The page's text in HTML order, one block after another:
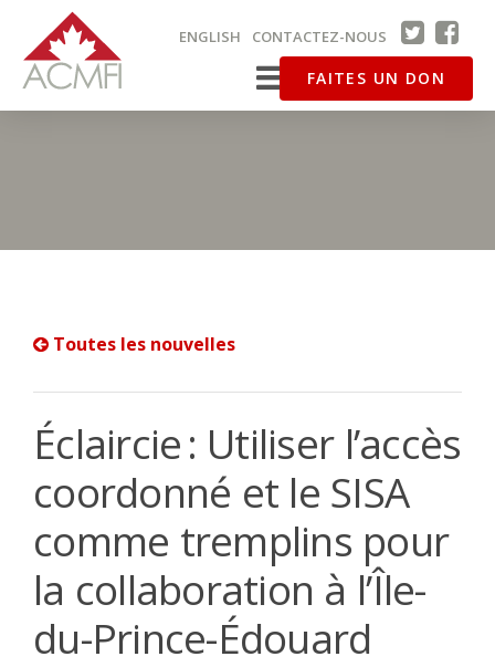
ENGLISH CONTACTEZ-NOUS
FAITES UN DON
Toutes les nouvelles
Éclaircie : Utiliser l’accès
coordonné et le SISA
comme tremplins pour
la collaboration à l’Île-
du-Prince-Édouard